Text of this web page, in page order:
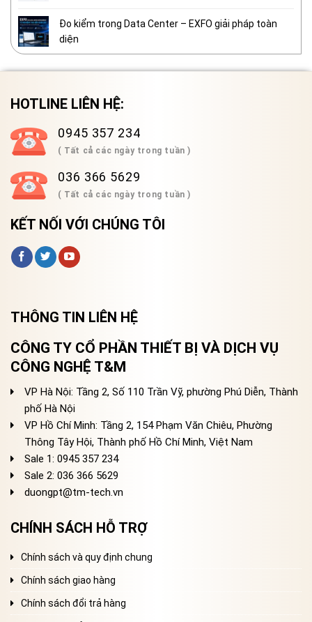
Đo kiểm trong Data Center – EXFO giải pháp toàn
diện
HOTLINE LIÊN HỆ:
0945 357 234
( Tất cả các ngày trong tuần )
036 366 5629
( Tất cả các ngày trong tuần )
KẾT NỐI VỚI CHÚNG TÔI
THÔNG TIN LIÊN HỆ
CÔNG TY CỔ PHẦN THIẾT BỊ VÀ DỊCH VỤ
CÔNG NGHỆ T&M
VP Hà Nội: Tầng 2, Số 110 Trần Vỹ, phường Phú Diễn, Thành
phố Hà Nội
VP Hồ Chí Minh: Tầng 2, 154 Phạm Văn Chiêu, Phường
Thông Tây Hội, Thành phố Hồ Chí Minh, Việt Nam
Sale 1: 0945 357 234
Sale 2: 036 366 5629
duongpt@tm-tech.vn
CHÍNH SÁCH HỖ TRỢ
Chính sách và quy định chung
Chính sách giao hàng
Chính sách đổi trả hàng